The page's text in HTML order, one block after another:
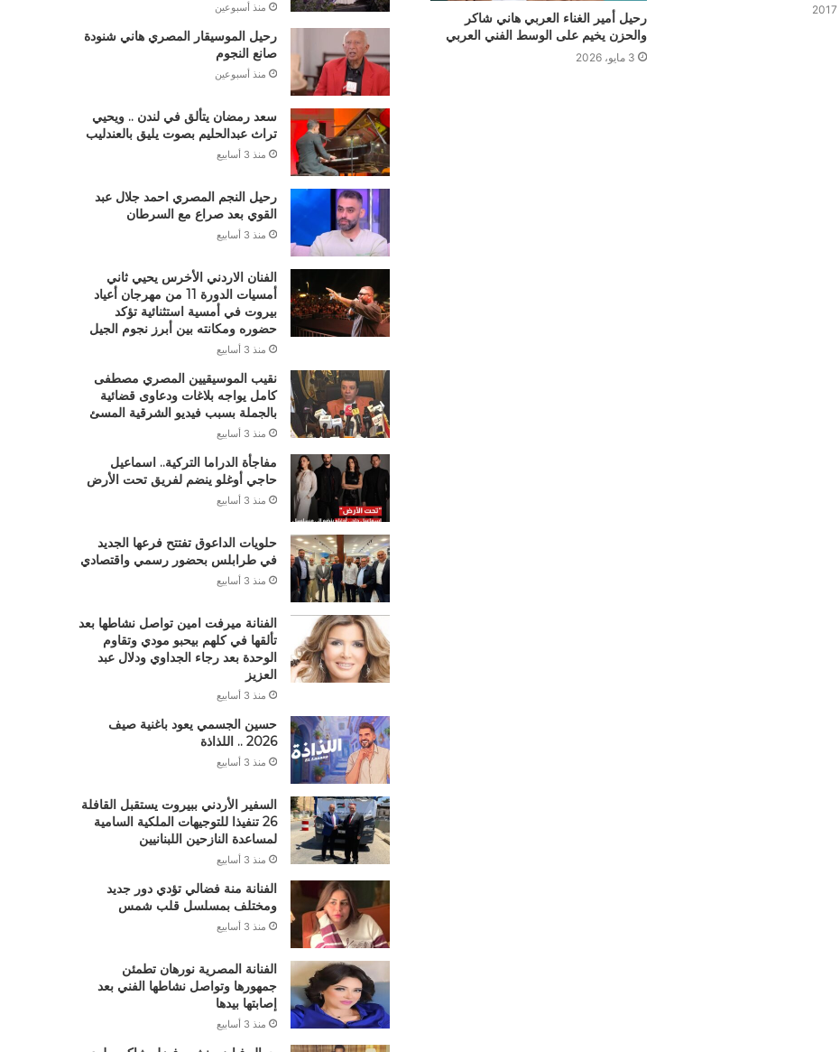
رحيل أمير الغناء العربي هاني شاكر
والحزن يخيم على الوسط الفني العربي
3 مايو، 2026
منذ أسبوعين
رحيل الموسيقار المصري هاني شنودة
صانع النجوم
منذ أسبوعين
سعد رمضان يتألق في لندن .. ويحيي
تراث عبدالحليم بصوت يليق بالعندليب
منذ 3 أسابيع
رحيل النجم المصري احمد جلال عبد
القوي بعد صراع مع السرطان
منذ 3 أسابيع
الفنان الاردني الأخرس يحيي ثاني
أمسيات الدورة 11 من مهرجان أعياد
بيروت في أمسية استثنائية تؤكد
حضوره ومكانته بين أبرز نجوم الجيل
منذ 3 أسابيع
نقيب الموسيقيين المصري مصطفى
كامل يواجه بلاغات ودعاوى قضائية
بالجملة بسبب فيديو الشرقية المسئ
منذ 3 أسابيع
مفاجأة الدراما التركية.. اسماعيل
حاجي أوغلو ينضم لفريق تحت الأرض
منذ 3 أسابيع
حلويات الداعوق تفتتح فرعها الجديد
في طرابلس بحضور رسمي واقتصادي
منذ 3 أسابيع
الفنانة ميرفت امين تواصل نشاطها بعد
تألقها في كلهم بيحبو مودي وتقاوم
الوحدة بعد رجاء الجداوي ودلال عبد
العزيز
منذ 3 أسابيع
حسين الجسمي يعود باغنية صيف
2026 .. اللذاذة
منذ 3 أسابيع
السفير الأردني ببيروت يستقبل القافلة
26 تنفيذا للتوجيهات الملكية السامية
لمساعدة النازحين اللبنانيين
منذ 3 أسابيع
الفنانة منة فضالي تؤدي دور جديد
ومختلف بمسلسل قلب شمس
منذ 3 أسابيع
الفنانة المصرية نورهان تطمئن
جمهورها وتواصل نشاطها الفني بعد
إصابتها بيدها
منذ 3 أسابيع